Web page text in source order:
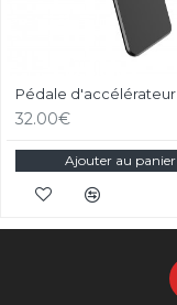
32.00€
Ajouter au panier